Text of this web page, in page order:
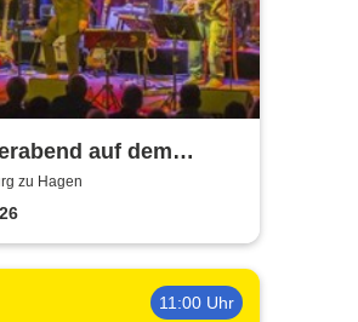
auf dem
- mit der Band Hagen
zu Hagen
11:00 Uhr